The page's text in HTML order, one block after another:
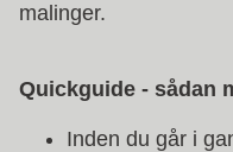
malinger.
Quickguide - sådan
Inden du går i